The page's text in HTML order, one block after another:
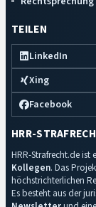
TEILEN
LinkedIn
Xing
Facebook
HRR-
HRR-Strafrecht.de ist
Kollegen. Das
höchstrichterlichen
Es besteht aus der